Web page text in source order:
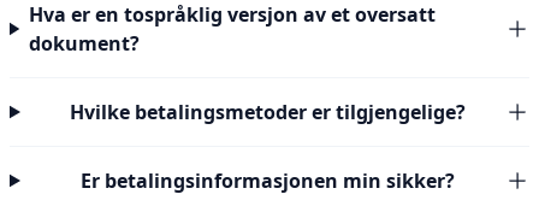
Hva er en tospråklig versjon av et oversatt
dokument?
Hvilke betalingsmetoder er tilgjengelige?
Er betalingsinformasjonen min sikker?